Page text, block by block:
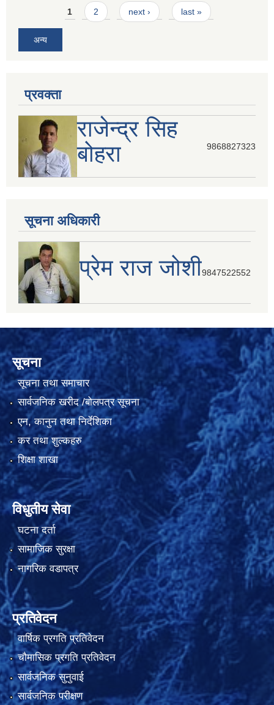
Pages1 2 next › last »
अन्य
प्रवक्ता
राजेन्द्र सिह
बोहरा
9868827323
सूचना अधिकारी
प्रेम राज जोशी9847522552
सूचना
सूचना तथा समाचार
सार्वजनिक खरीद /बोलपत्र सूचना
एन, कानुन तथा निर्देशिका
कर तथा शुल्कहरु
शिक्षा शाखा
विधुतीय सेवा
घटना दर्ता
सामाजिक सुरक्षा
नागरिक वडापत्र
प्रतिवेदन
वार्षिक प्रगति प्रतिवेदन
चौमासिक प्रगति प्रतिवेदन
सार्वजनिक सुनुवाई
सार्वजनिक परीक्षण